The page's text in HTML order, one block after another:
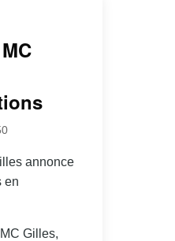
annonce
en
Gilles,